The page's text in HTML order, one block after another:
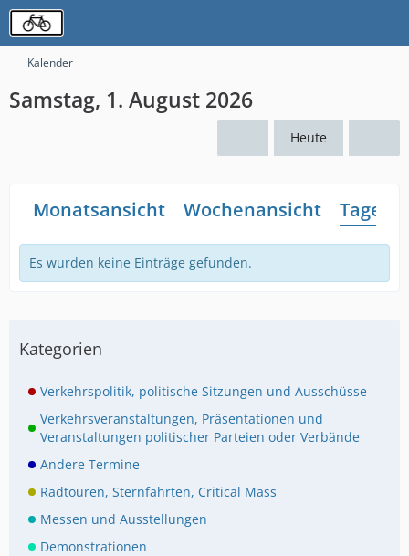
Kalender
Samstag, 1. August 2026
Heute
Monatsansicht Wochenansicht
Es wurden keine Einträge gefunden.
Kategorien
Verkehrspolitik, politische Sitzungen und Ausschüsse
Verkehrsveranstaltungen, Präsentationen und
Veranstaltungen politischer Parteien oder Verbände
Andere Termine
Radtouren, Sternfahrten, Critical Mass
Messen und Ausstellungen
Demonstrationen